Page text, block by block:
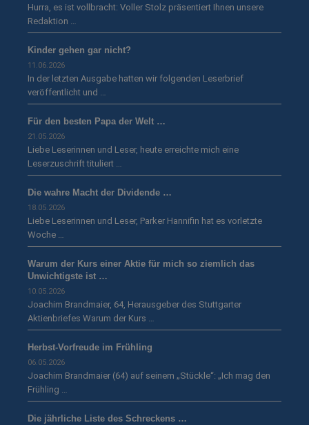
Hurra, es ist vollbracht: Voller Stolz präsentiert Ihnen unsere
Redaktion …
Kinder gehen gar nicht?
11.06.2026
In der letzten Ausgabe hatten wir folgenden Leserbrief
veröffentlicht und …
Für den besten Papa der Welt …
21.05.2026
Liebe Leserinnen und Leser, heute erreichte mich eine
Leserzuschrift tituliert …
Die wahre Macht der Dividende …
18.05.2026
Liebe Leserinnen und Leser, Parker Hannifin hat es vorletzte
Woche …
Warum der Kurs einer Aktie für mich so ziemlich das
Unwichtigste ist …
10.05.2026
Joachim Brandmaier, 64, Herausgeber des Stuttgarter
Aktienbriefes Warum der Kurs …
Herbst-Vorfreude im Frühling
06.05.2026
Joachim Brandmaier (64) auf seinem „Stückle“: „Ich mag den
Frühling …
Die jährliche Liste des Schreckens …